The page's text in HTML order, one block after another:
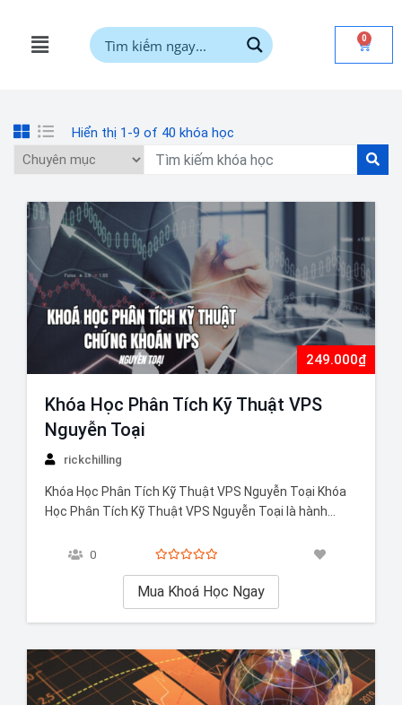
0
Hiển thị 1-9 of 40 khóa học
249.000₫
Khóa Học Phân Tích Kỹ Thuật VPS
Nguyễn Toại
rickchilling
Khóa Học Phân Tích Kỹ Thuật VPS Nguyễn Toại Khóa
Học Phân Tích Kỹ Thuật VPS Nguyễn Toại là hành
biểu đồ giá, đọc hiểu xu hướng và điểm vào – ra hợp lý
0
Mua Khoá Học Ngay